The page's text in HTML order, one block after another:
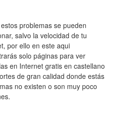
problemas se pueden
salvo la velocidad de tu
por ello en este aqui
solo páginas para ver
en Internet gratis en castellano
de gran calidad donde estás
no existen o son muy poco